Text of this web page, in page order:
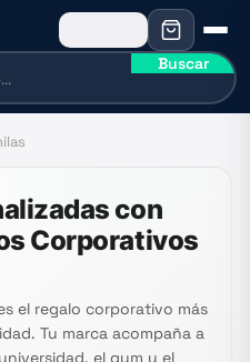
Buscar
con
Corporativos
el regalo corporativo más
Tu marca acompaña a
el gym y el